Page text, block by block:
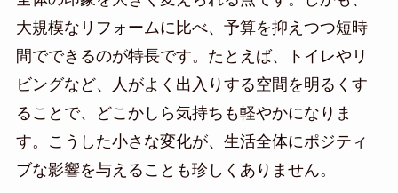
大規模なリフォームに比べ、予算を抑えつつ短時
間でできるのが特長です。たとえば、トイレやリ
ビングなど、人がよく出入りする空間を明るくす
ることで、どこかしら気持ちも軽やかになりま
す。こうした小さな変化が、生活全体にポジティ
ブな影響を与えることも珍しくありません。